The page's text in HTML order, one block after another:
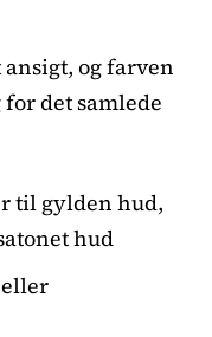
og farven
det samlede
til gylden hud,
hud